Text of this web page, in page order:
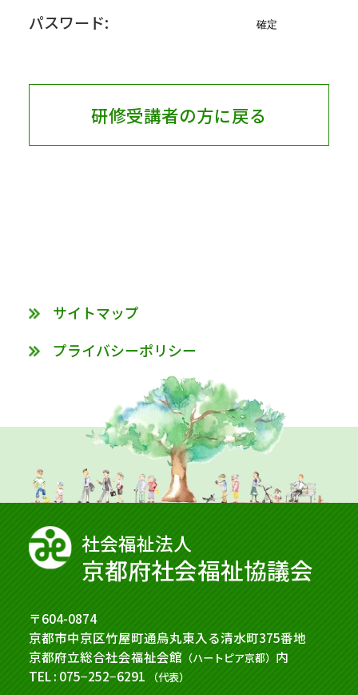
パスワード:
研修受講者の方に戻る
サイトマップ
プライバシーポリシー
社会福祉法⼈
京都府社会福祉協議会
〒604-0874
京都市中京区竹屋町通烏丸東入る清水町375番地
京都府立総合社会福祉会館 （ハートピア京都） 内
TEL : 075−252−6291
（代表）